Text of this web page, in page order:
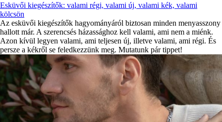
Esküvői kiegészítők: valami régi, valami új, valami kék, valami
kölcsön
Az esküvői kiegészítők hagyományáról biztosan minden menyasszony
hallott már. A szerencsés házassághoz kell valami, ami nem a miénk.
Azon kívül legyen valami, ami teljesen új, illetve valami, ami régi. És
persze a kékről se feledkezzünk meg. Mutatunk pár tippet!